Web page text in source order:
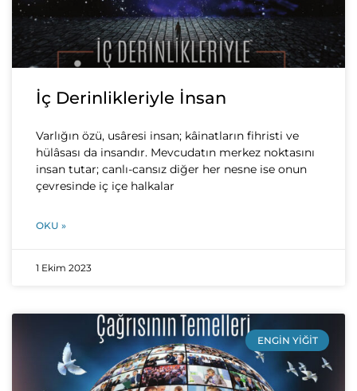
İç Derinlikleriyle İnsan
Varlığın özü, usâresi insan; kâinatların fihristi ve
hülâsası da insandır. Mevcudatın merkez noktasını
insan tutar; canlı-cansız diğer her nesne ise onun
çevresinde iç içe halkalar
OKU »
1 Ekim 2023
ENGIN YIĞIT